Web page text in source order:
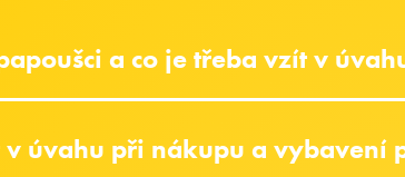
a co je třeba vzít v
v úvahu při nákupu a vybavení